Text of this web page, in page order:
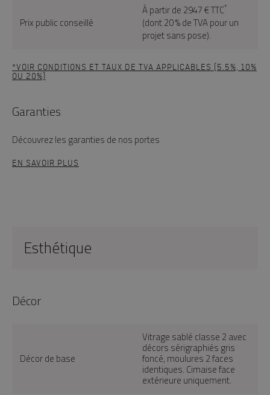
Prix public conseillé
À partir de 2947 € TTC*
(dont 20 % de TVA pour un
projet sans pose).
*VOIR CONDITIONS ET TAUX DE TVA APPLICABLES (5.5%, 10%
OU 20%)
Garanties
Découvrez les garanties de nos portes
EN SAVOIR PLUS
Esthétique
Décor
Décor de base
Vitrage sablé classe 2 avec
décors sérigraphiés gris
foncé, moulures 2 faces
identiques. Cimaise face
extérieure uniquement.